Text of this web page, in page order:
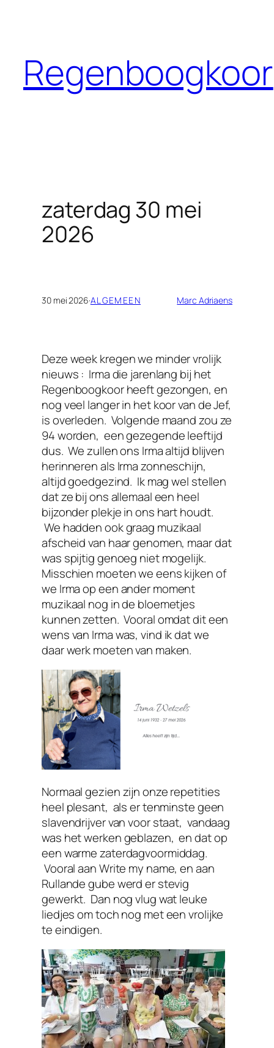
inhoudRegenboogkoor
zaterdag 30 mei
2026
30 mei 2026·ALGEMEEN Marc Adriaens
Deze week kregen we minder vrolijk
nieuws : Irma die jarenlang bij het
Regenboogkoor heeft gezongen, en
nog veel langer in het koor van de Jef,
is overleden. Volgende maand zou ze
94 worden, een gezegende leeftijd
dus. We zullen ons Irma altijd blijven
herinneren als Irma zonneschijn,
altijd goedgezind. Ik mag wel stellen
dat ze bij ons allemaal een heel
bijzonder plekje in ons hart houdt.
We hadden ook graag muzikaal
afscheid van haar genomen, maar dat
was spijtig genoeg niet mogelijk.
Misschien moeten we eens kijken of
we Irma op een ander moment
muzikaal nog in de bloemetjes
kunnen zetten. Vooral omdat dit een
wens van Irma was, vind ik dat we
daar werk moeten van maken.
Normaal gezien zijn onze repetities
heel plesant, als er tenminste geen
slavendrijver van voor staat, vandaag
was het werken geblazen, en dat op
een warme zaterdagvoormiddag.
Vooral aan Write my name, en aan
Rullande gube werd er stevig
gewerkt. Dan nog vlug wat leuke
liedjes om toch nog met een vrolijke
te eindigen.